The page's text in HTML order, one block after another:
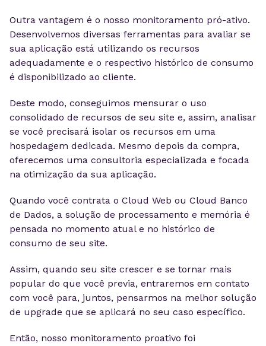
Outra vantagem é o nosso monitoramento pró-ativo.
Desenvolvemos diversas ferramentas para avaliar se
sua aplicação está utilizando os recursos
adequadamente e o respectivo histórico de consumo
é disponibilizado ao cliente.
Deste modo, conseguimos mensurar o uso
consolidado de recursos de seu site e, assim, analisar
se você precisará isolar os recursos em uma
hospedagem dedicada. Mesmo depois da compra,
oferecemos uma consultoria especializada e focada
na otimização da sua aplicação.
Quando você contrata o Cloud Web ou Cloud Banco
de Dados, a solução de processamento e memória é
pensada no momento atual e no histórico de
consumo de seu site.
Assim, quando seu site crescer e se tornar mais
popular do que você previa, entraremos em contato
com você para, juntos, pensarmos na melhor solução
de upgrade que se aplicará no seu caso específico.
Então, nosso monitoramento proativo foi